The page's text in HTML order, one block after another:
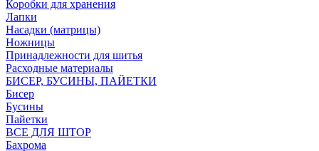
Коробки для хранения
Лапки
Насадки (матрицы)
Ножницы
Принадлежности для шитья
Расходные материалы
БИСЕР, БУСИНЫ, ПАЙЕТКИ
Бисер
Бусины
Пайетки
ВСЕ ДЛЯ ШТОР
Бахрома